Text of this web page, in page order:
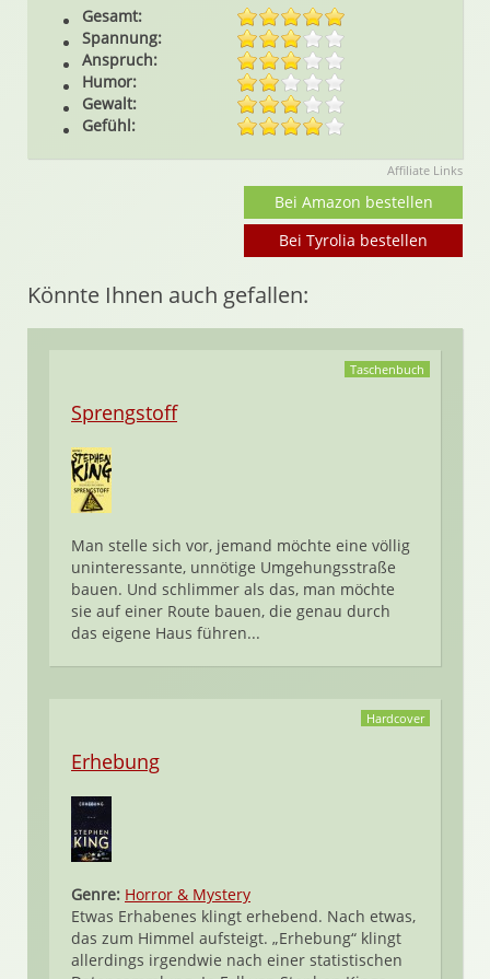
Gesamt:
Spannung:
Anspruch:
Humor:
Gewalt:
Gefühl:
Affiliate Links
Bei Amazon bestellen
Bei Tyrolia bestellen
Könnte Ihnen auch gefallen:
Taschenbuch
Sprengstoff
Man stelle sich vor, jemand möchte eine völlig
uninteressante, unnötige Umgehungsstraße
bauen. Und schlimmer als das, man möchte
sie auf einer Route bauen, die genau durch
das eigene Haus führen...
Hardcover
Erhebung
Genre: Horror & Mystery
Etwas Erhabenes klingt erhebend. Nach etwas,
das zum Himmel aufsteigt. „Erhebung“ klingt
allerdings irgendwie nach einer statistischen